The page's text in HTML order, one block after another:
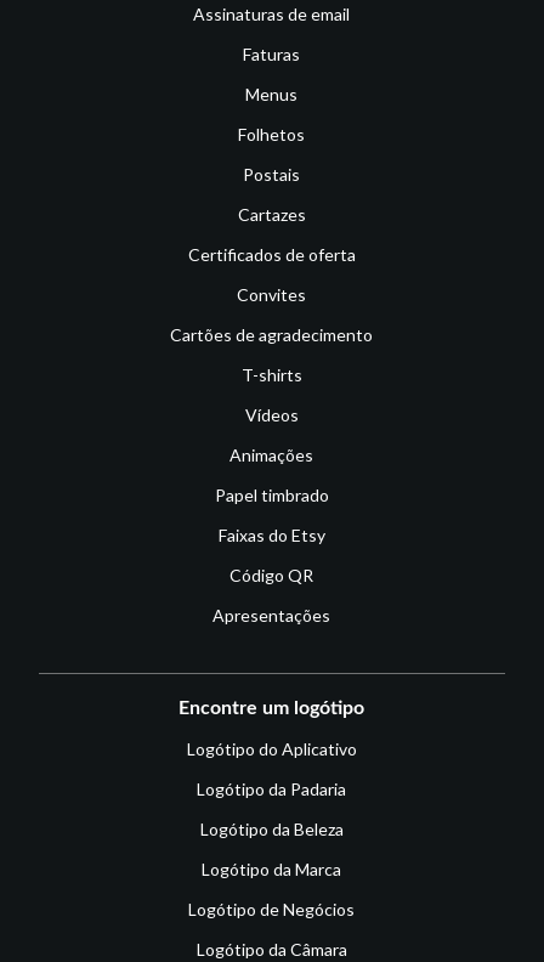
Assinaturas de email
Faturas
Menus
Folhetos
Postais
Cartazes
Certificados de oferta
Convites
Cartões de agradecimento
T-shirts
Vídeos
Animações
Papel timbrado
Faixas do Etsy
Código QR
Apresentações
Encontre um logótipo
Logótipo do Aplicativo
Logótipo da Padaria
Logótipo da Beleza
Logótipo da Marca
Logótipo de Negócios
Logótipo da Câmara